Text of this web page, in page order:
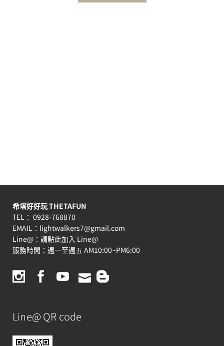
希塔好好玩 THETAFUN
TEL： 0928-768870
EMAIL： lightwalkers7@gmail.com
Line@： 請點此加入 Line@
服務時間：週一至週五 AM10:00~PM6:00
Line@ QR code